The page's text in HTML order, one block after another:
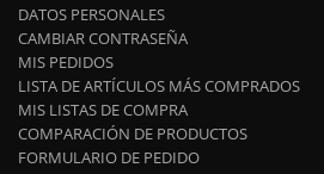
DATOS PERSONALES
CAMBIAR CONTRASEÑA
MIS PEDIDOS
LISTA DE ARTÍCULOS MÁS COMPRADOS
MIS LISTAS DE COMPRA
COMPARACIÓN DE PRODUCTOS
FORMULARIO DE PEDIDO